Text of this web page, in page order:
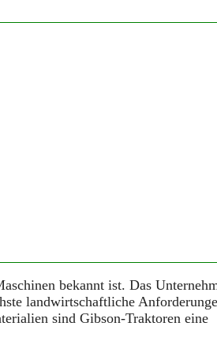
bekannt ist. Das
landwirtschaftliche
sind Gibson-Traktoren eine